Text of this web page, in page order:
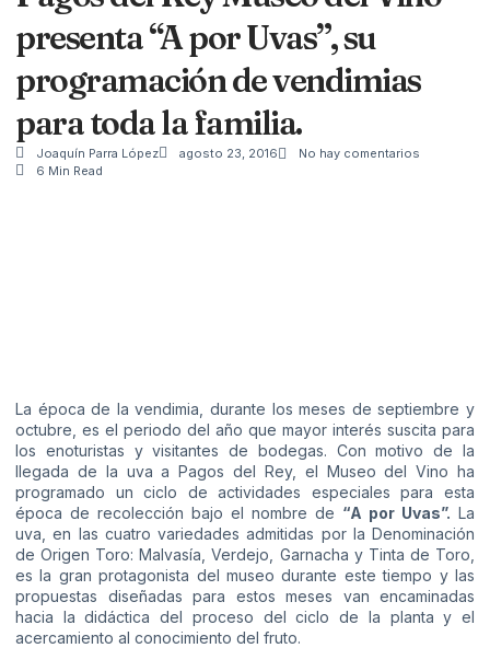
presenta “A por Uvas”, su
programación de vendimias
para toda la familia.
Joaquín Parra López agosto 23, 2016
No hay comentarios
6 Min Read
La época de la vendimia, durante los meses de septiembre y
octubre, es el periodo del año que mayor interés suscita para
los enoturistas y visitantes de bodegas. Con motivo de la
llegada de la uva a Pagos del Rey, el Museo del Vino ha
programado un ciclo de actividades especiales para esta
época de recolección bajo el nombre de “A por Uvas”. La
uva, en las cuatro variedades admitidas por la Denominación
de Origen Toro: Malvasía, Verdejo, Garnacha y Tinta de Toro,
es la gran protagonista del museo durante este tiempo y las
propuestas diseñadas para estos meses van encaminadas
hacia la didáctica del proceso del ciclo de la planta y el
acercamiento al conocimiento del fruto.